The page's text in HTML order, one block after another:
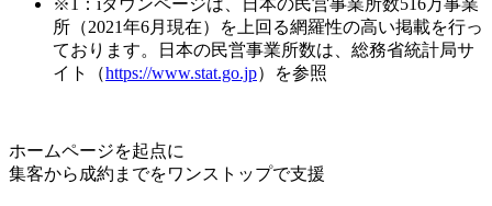
所（2021年6月現在）を上回る網羅性の高い掲載を行っ
ております。日本の民営事業所数は、総務省統計局サ
イト（https://www.stat.go.jp）を参照
ホームページを起点に
集客から成約までをワンストップで支援